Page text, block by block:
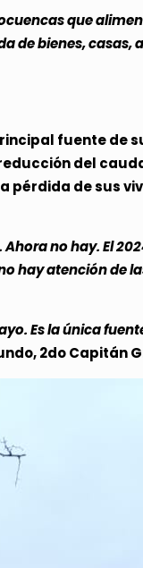
que
de bienes,
fuente de
del
pérdida de sus
no hay. El
hay atención de
Es la única
2do Capitán